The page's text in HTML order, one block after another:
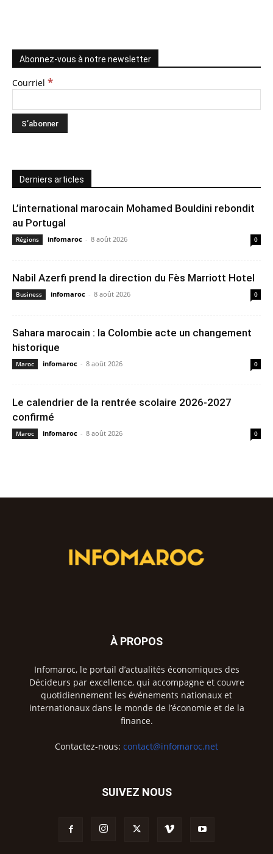
Abonnez-vous à notre newsletter
Courriel *
Derniers articles
L’international marocain Mohamed Bouldini rebondit
au Portugal
Régions infomaroc - 8 août 2026 0
Nabil Azerfi prend la direction du Fès Marriott Hotel
Business infomaroc - 8 août 2026 0
Sahara marocain : la Colombie acte un changement
historique
Maroc infomaroc - 8 août 2026 0
Le calendrier de la rentrée scolaire 2026-2027
confirmé
Maroc infomaroc - 8 août 2026 0
À PROPOS
Infomaroc, le portail d’actualités économiques des
Décideurs par excellence, qui accompagne et couvre
quotidiennement les événements nationaux et
internationaux dans le monde de l’économie et de la
finance.
Contactez-nous: contact@infomaroc.net
SUIVEZ NOUS